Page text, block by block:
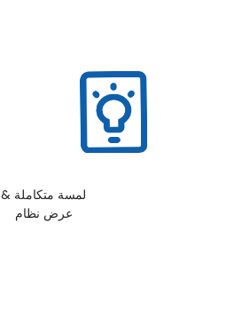
لمسة متكاملة &
عرض نظام